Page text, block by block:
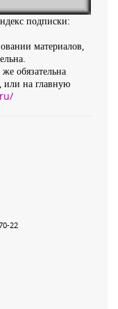
подписки:
материалов,
обязательна
или на главную
22